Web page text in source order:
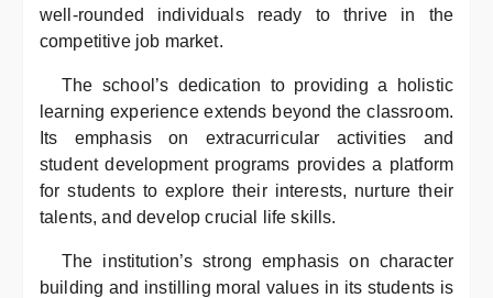
well-rounded individuals ready to thrive in the
competitive job market.
The school’s dedication to providing a holistic
learning experience extends beyond the classroom.
Its emphasis on extracurricular activities and
student development programs provides a platform
for students to explore their interests, nurture their
talents, and develop crucial life skills.
The institution’s strong emphasis on character
building and instilling moral values in its students is